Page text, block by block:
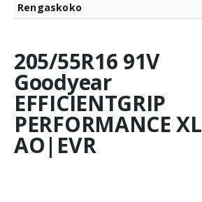
Rengaskoko
205/55R16 91V
Goodyear
EFFICIENTGRIP
PERFORMANCE XL
AO|EVR